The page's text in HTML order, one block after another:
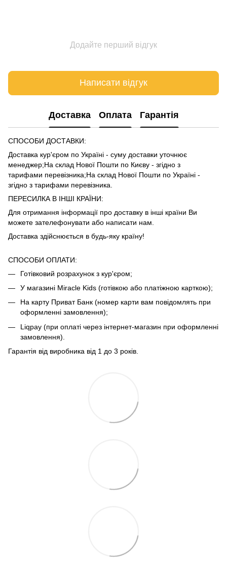
Додайте перший відгук
Написати відгук
Доставка Оплата Гарантія
СПОСОБИ ДОСТАВКИ:
Доставка кур'єром по Україні - суму доставки уточнює
менеджер;На склад Нової Пошти по Києву - згідно з
тарифами перевізника;На склад Нової Пошти по Україні -
згідно з тарифами перевізника
ПЕРЕСИЛКА В ІНШІ КРАЇНИ:
Для отримання інформації про доставку в інші країни Ви
можете зателефонувати або написати нам.
Доставка здійснюється в будь-яку країну!
СПОСОБИ ОПЛАТИ:
Готівковий розрахунок з кур'єром;
У магазині Miracle Kids (готівкою або платіжною карткою);
На карту Приват Банк (номер карти вам повідомлять при
оформленні замовлення);
Liqpay (при оплаті через інтернет-магазин при оформленні
замовлення).
Гарантія від виробника від 1 до 3 років.